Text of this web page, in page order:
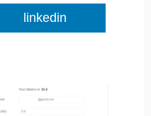
linkedin